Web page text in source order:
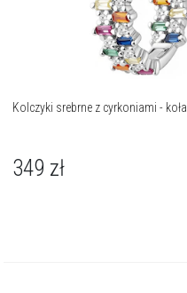
Kolczyki srebrne z cyrkoniami - koła
349 zł